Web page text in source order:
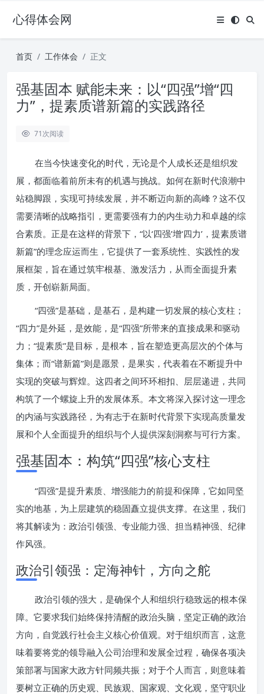
心得体会网
首页 工作体会 正文
强基固本 赋能未来：以“四强”增“四
力”，提素质谱新篇的实践路径
71次阅读
在当今快速变化的时代，无论是个人成长还是组织发
展，都面临着前所未有的机遇与挑战。如何在新时代浪潮中
站稳脚跟，实现可持续发展，并不断迈向新的高峰？这不仅
需要清晰的战略指引，更需要强有力的内生动力和卓越的综
合素质。正是在这样的背景下，“以‘四强’增‘四力’，提素质谱
新篇”的理念应运而生，它提供了一套系统性、实践性的发
展框架，旨在通过筑牢根基、激发活力，从而全面提升素
质，开创崭新局面。
“四强”是基础，是基石，是构建一切发展的核心支柱；
“四力”是外延，是效能，是“四强”所带来的直接成果和驱动
力；“提素质”是目标，是根本，旨在塑造更高层次的个体与
集体；而“谱新篇”则是愿景，是果实，代表着在不断提升中
实现的突破与辉煌。这四者之间环环相扣、层层递进，共同
构筑了一个螺旋上升的发展体系。本文将深入探讨这一理念
的内涵与实践路径，为有志于在新时代背景下实现高质量发
展和个人全面提升的组织与个人提供深刻洞察与可行方案。
强基固本：构筑“四强”核心支柱
“四强”是提升素质、增强能力的前提和保障，它如同坚
实的地基，为上层建筑的稳固矗立提供支撑。在这里，我们
将其解读为：政治引领强、专业能力强、担当精神强、纪律
作风强。
政治引领强：定海神针，方向之舵
政治引领的强大，是确保个人和组织行稳致远的根本保
障。它要求我们始终保持清醒的政治头脑，坚定正确的政治
方向，自觉践行社会主义核心价值观。对于组织而言，这意
味着要将党的领导融入公司治理和发展全过程，确保各项决
策部署与国家大政方针同频共振；对于个人而言，则意味着
要树立正确的历史观、民族观、国家观、文化观，坚守职业